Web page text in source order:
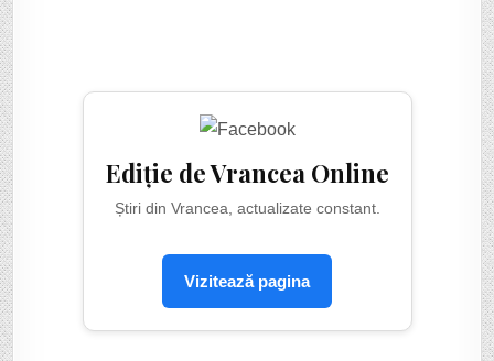
Ediție de Vrancea Online
Știri din Vrancea, actualizate constant.
Vizitează pagina